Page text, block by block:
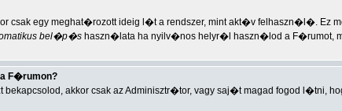
csak egy meghat�rozott ideig l�t a rendszer, mint akt�v felhaszn�l�. Ez
bel�p�s haszn�lata ha nyilv�nos helyr�l haszn�lod a
F�rumon?
bekapcsolod, akkor csak az Adminisztr�tor, vagy saj�t magad fogod l�tni,